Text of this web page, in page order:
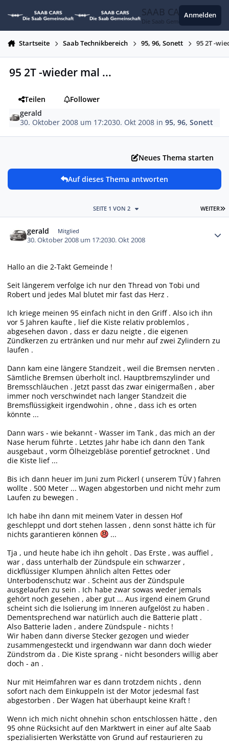
SAAB CARS
Die Saab Gemeinschaft
Anmelden
Startseite Saab Technikbereich 95, 96, Sonett 95 2T -
95 2T -wieder mal ...
Teilen
Follower
gerald
30. Oktober 2008 um 17:2030. Okt 2008 in95, 96, Sonett
Neues Thema starten
Auf dieses Thema antworten
WEITER
SEITE 1 VON 2
gerald Mitglied
30. Oktober 2008 um 17:2030. Okt 2008
Hallo an die 2-Takt Gemeinde !
Seit längerem verfolge ich nur den Thread von Tobi und
Robert und jedes Mal blutet mir fast das Herz .
Ich kriege meinen 95 einfach nicht in den Griff . Also ich ihn
vor 5 Jahren kaufte , lief die Kiste relativ problemlos ,
abgesehen davon , dass er dazu neigte , die eigenen
Zündkerzen zu ertränken und nur mehr auf zwei Zylindern zu
laufen .
Dann kam eine längere Standzeit , weil die Bremsen nervten .
Sämtliche Bremsen überholt incl. Hauptbremszylinder und
Bremsschläuchen . Jetzt passt das zwar einigermaßen , aber
immer noch verschwindet nach langer Standzeit die
Bremsflüssigkeit irgendwohin , ohne , dass ich es orten
könnte ...
Dann wars - wie bekannt - Wasser im Tank , das mich an der
Nase herum führte . Letztes Jahr habe ich dann den Tank
ausgebaut , vorm Ölheizgebläse porentief getrocknet . Und
die Kiste lief ...
Bis ich dann heuer im Juni zum Pickerl ( unserem TÜV ) fahren
wollte . 500 Meter ... Wagen abgestorben und nicht mehr zum
Laufen zu bewegen .
Ich habe ihn dann mit meinem Vater in dessen Hof
geschleppt und dort stehen lassen , denn sonst hätte ich für
nichts garantieren können
...
Tja , und heute habe ich ihn geholt . Das Erste , was auffiel ,
war , dass unterhalb der Zündspule ein schwarzer ,
dickflüssiger Klumpen ähnlich alten Fettes oder
Unterbodenschutz war . Scheint aus der Zündspule
ausgelaufen zu sein . Ich habe zwar sowas weder jemals
gehört noch gesehen , aber gut ... Aus irgend einem Grund
scheint sich die Isolierung im Inneren aufgelöst zu haben .
Dementsprechend war natürlich auch die Batterie platt .
Also Batterie laden , andere Zündspule - nichts !
Wir haben dann diverse Stecker gezogen und wieder
zusammengesteckt und irgendwann war dann doch wieder
Zündstrom da . Die Kiste sprang - nicht besonders willig aber
doch - an .
Nur mit Heimfahren war es dann trotzdem nichts , denn
sofort nach dem Einkuppeln ist der Motor jedesmal fast
abgestorben . Der Wagen hat überhaupt keine Kraft !
Wenn ich mich nicht ohnehin schon entschlossen hätte , den
95 ohne Rücksicht auf den Marktwert in einer auf alte Saab
spezialisierten Werkstätte von Grund auf restaurieren zu